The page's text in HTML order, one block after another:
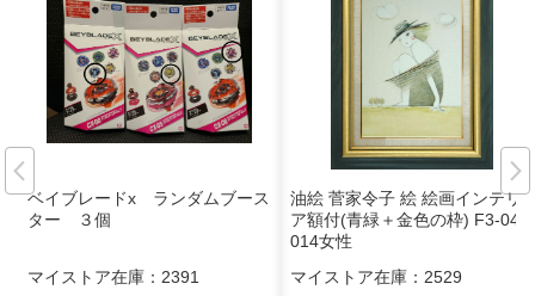
ベイブレードx ランダムブース
ター ３個
マイストア在庫： 2391
油絵 菅家令子 絵 絵画インテリ
ア額付(青緑＋金色の枠) F3-041
014女性
マイストア在庫： 2529